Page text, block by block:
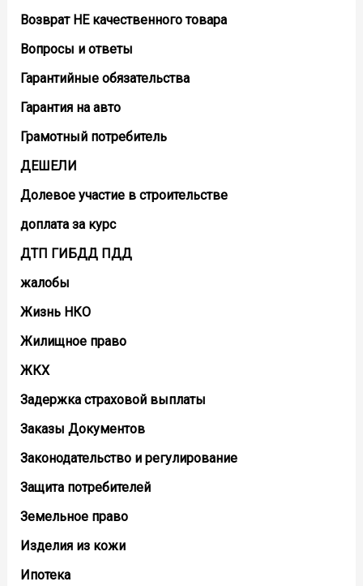
Возврат НЕ качественного товара
Вопросы и ответы
Гарантийные обязательства
Гарантия на авто
Грамотный потребитель
ДЕШЕЛИ
Долевое участие в строительстве
доплата за курс
ДТП ГИБДД ПДД
жалобы
Жизнь НКО
Жилищное право
ЖКХ
Задержка страховой выплаты
Заказы Документов
Законодательство и регулирование
Защита потребителей
Земельное право
Изделия из кожи
Ипотека